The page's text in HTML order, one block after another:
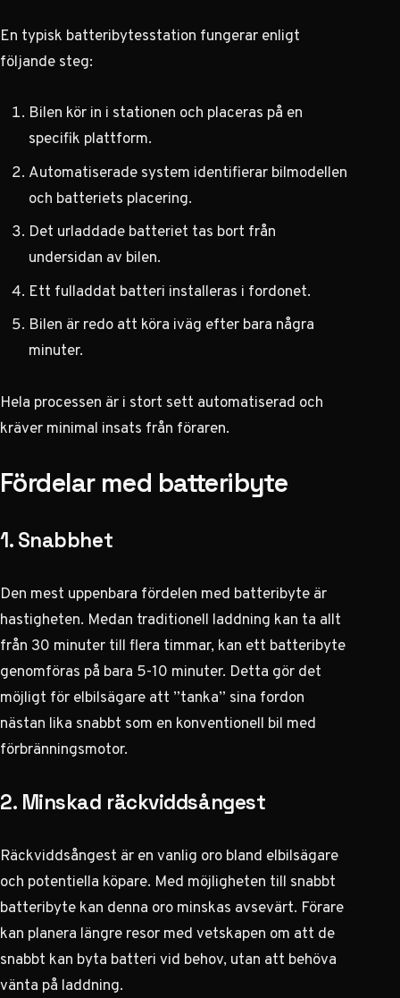
En typisk batteribytesstation fungerar enligt
följande steg:
Bilen kör in i stationen och placeras på en
specifik plattform.
Automatiserade system identifierar bilmodellen
och batteriets placering.
Det urladdade batteriet tas bort från
undersidan av bilen.
Ett fulladdat batteri installeras i fordonet.
Bilen är redo att köra iväg efter bara några
minuter.
Hela processen är i stort sett automatiserad och
kräver minimal insats från föraren.
Fördelar med batteribyte
1. Snabbhet
Den mest uppenbara fördelen med batteribyte är
hastigheten. Medan traditionell laddning kan ta allt
från 30 minuter till flera timmar, kan ett batteribyte
genomföras på bara 5-10 minuter. Detta gör det
möjligt för elbilsägare att ”tanka” sina fordon
nästan lika snabbt som en konventionell bil med
förbränningsmotor.
2. Minskad räckviddsångest
Räckviddsångest är en vanlig oro bland elbilsägare
och potentiella köpare. Med möjligheten till snabbt
batteribyte kan denna oro minskas avsevärt. Förare
kan planera längre resor med vetskapen om att de
snabbt kan byta batteri vid behov, utan att behöva
vänta på laddning.